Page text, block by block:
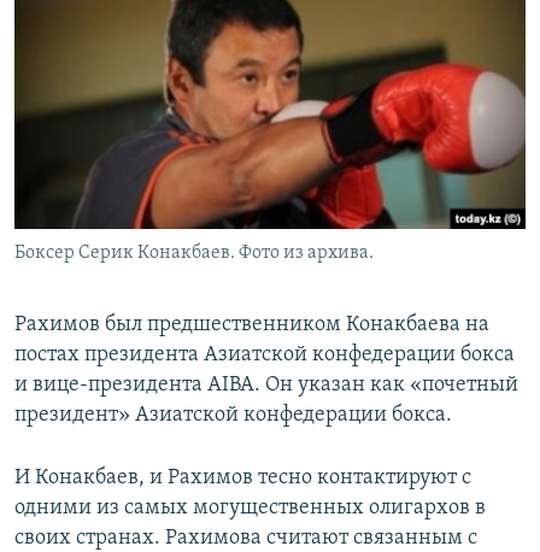
Боксер Серик Конакбаев. Фото из архива.
Рахимов был предшественником Конакбаева на
постах президента Азиатской конфедерации бокса
и вице-президента AIBA. Он указан как «почетный
президент» Азиатской конфедерации бокса.
И Конакбаев, и Рахимов тесно контактируют с
одними из самых могущественных олигархов в
своих странах. Рахимова считают связанным с